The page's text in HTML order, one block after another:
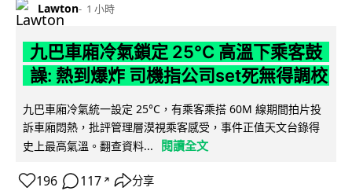
Lawton 1 小時
九巴車廂冷氣鎖定 25°C 高溫下乘客鼓
譟: 熱到爆炸 司機指公司set死無得調校
九巴車廂冷氣統一設定 25°C，有乘客乘搭 60M 線期間拍片投
訴車廂悶熱，批評管理層漠視乘客感受，事件正值天文台錄得
史上最高氣溫。翻查資料...
閱讀全文
196 117 ↗ 分享